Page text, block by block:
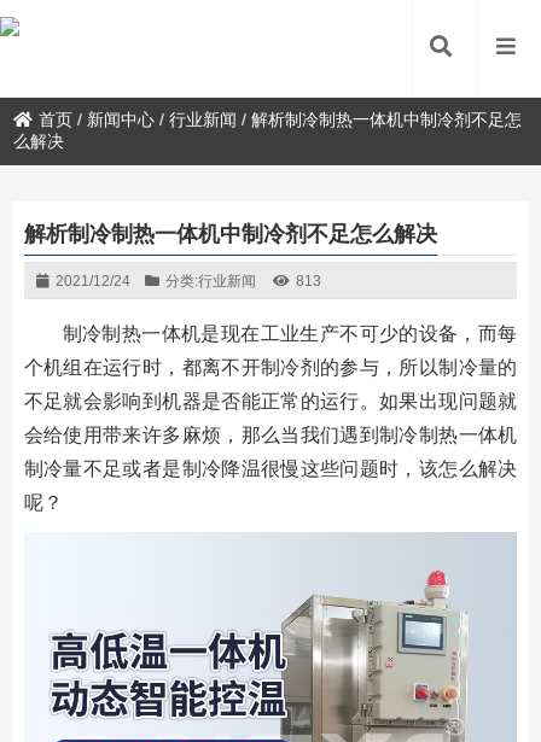
首页 / 新闻中心 /行业新闻 /解析制冷制热一体机中制冷剂不足怎
么解决
解析制冷制热一体机中制冷剂不足怎么解决
2021/12/24 分类:行业新闻 813
制冷制热一体机是现在工业生产不可少的设备，而每
个机组在运行时，都离不开制冷剂的参与，所以制冷量的
不足就会影响到机器是否能正常的运行。如果出现问题就
会给使用带来许多麻烦，那么当我们遇到制冷制热一体机
制冷量不足或者是制冷降温很慢这些问题时，该怎么解决
呢？